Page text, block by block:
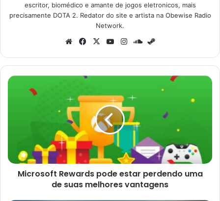
escritor, biomédico e amante de jogos eletronicos, mais
precisamente DOTA 2. Redator do site e artista na Obewise Radio
Network.
WebsiteFacebook
X YouTubeInstagramSoundCloud
Microsoft
Rewards
suas
melhores
vantagens
Microsoft Rewards pode estar perdendo uma
de suas melhores vantagens